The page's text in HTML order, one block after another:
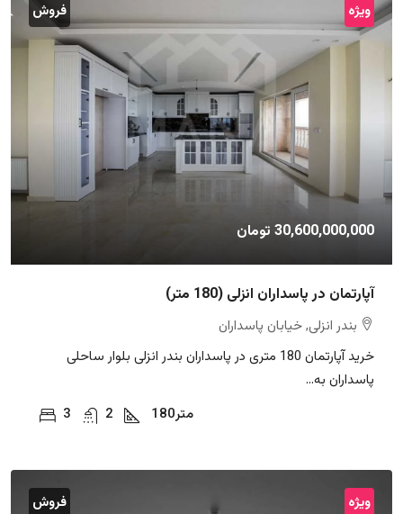
ویژه فروش
30,600,000,000 تومان
آپارتمان در پاسداران انزلی (180 متر)
بندر انزلی, خیابان پاسداران
خرید آپارتمان 180 متری در پاسداران بندر انزلی بلوار ساحلی
پاسداران به...
3
2 180متر
ویژه فروش